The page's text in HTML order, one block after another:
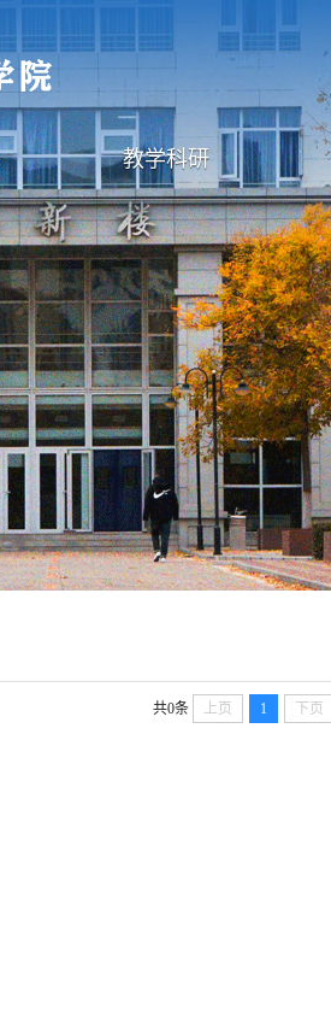
教学科研
共0条 上页 1 下页